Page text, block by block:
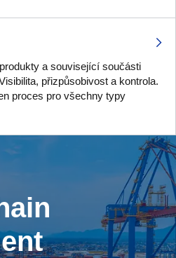
a související součásti
přizpůsobivost a kontrola.
proces pro všechny typy